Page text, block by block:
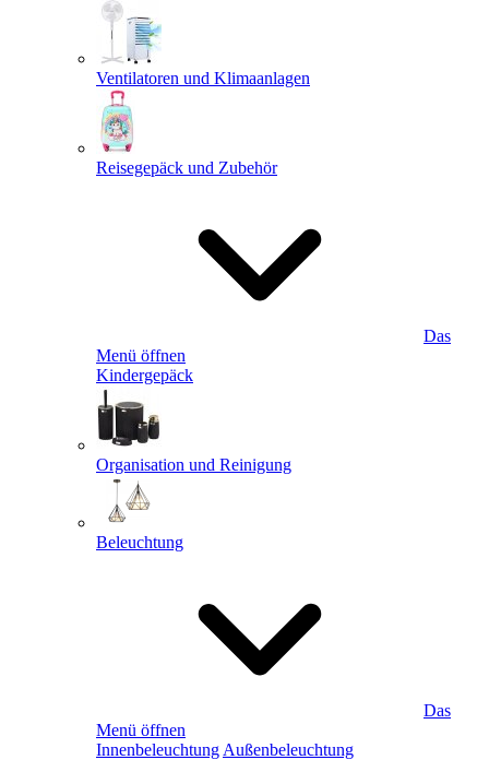
Ventilatoren und Klimaanlagen
Reisegepäck und Zubehör
Das
Menü öffnen
Kindergepäck
Organisation und Reinigung
Beleuchtung
Das
Menü öffnen
Innenbeleuchtung Außenbeleuchtung